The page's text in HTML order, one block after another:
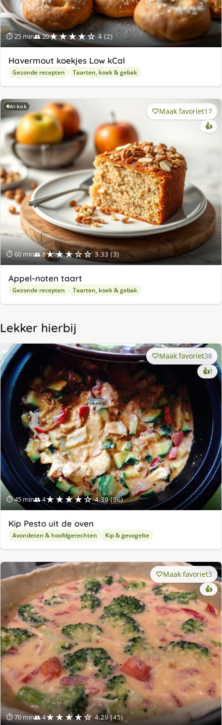
⏱ 25 min👥 20★★★★☆ 4 (2)
Havermout koekjes Low kCal
Gezonde recepten Taarten, koek & gebak
AI-kok
⏱ 60 min👥 8★★★☆☆ 3.33 (3)
Maak favoriet17
👍
Appel-noten taart
Gezonde recepten Taarten, koek & gebak
Lekker hierbij
⏱ 45 min👥 4★★★★☆ 4.39 (96)
Maak favoriet38
👍1
Kip Pesto uit de oven
Avondeten & hoofdgerechten Kip & gevogelte
⏱ 70 min👥 4★★★★☆ 4.29 (45)
Maak favoriet3
👍